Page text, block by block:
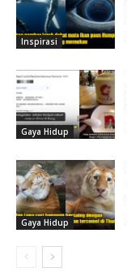
Inspirasi
Gaya Hidup
Gaya Hidup